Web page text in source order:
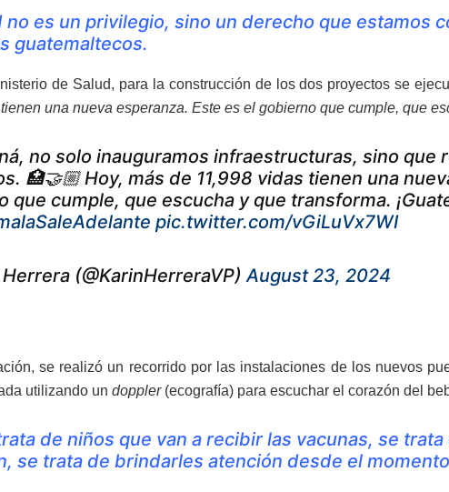
no es un privilegio, sino un derecho que estamos
guatemaltecos.
de Salud, para la construcción de los dos proyectos se
una nueva esperanza. Este es el gobierno que cumple, que
no solo inauguramos infraestructuras, sino que
🏥🤝🏼 Hoy, más de 11,998 vidas tienen una
que cumple, que escucha y que transforma.
pic.twitter.com/vGiLuVx7WI
(@KarinHerreraVP)August 23, 2024
se realizó un recorrido por las instalaciones de los nuevos
utilizando un doppler(ecografía) para escuchar el corazón del
de niños que van a recibir las vacunas, se
se trata de brindarles atención desde el